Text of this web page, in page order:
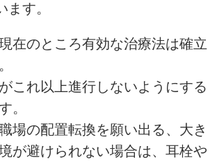
ます。
在のところ有効な治療法は確立
これ以上進行しないようにする
。
場の配置転換を願い出る、大き
が避けられない場合は、耳栓や